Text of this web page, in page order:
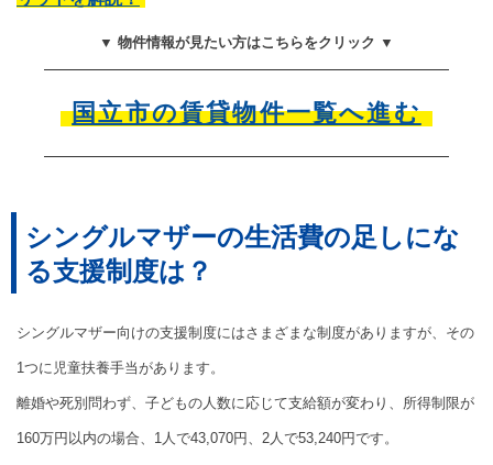
▼ 物件情報が見たい方はこちらをクリック ▼
国立市の賃貸物件一覧へ進む
シングルマザーの生活費の足しにな
る支援制度は？
シングルマザー向けの支援制度にはさまざまな制度がありますが、その
1つに児童扶養手当があります。
離婚や死別問わず、子どもの人数に応じて支給額が変わり、所得制限が
160万円以内の場合、1人で43,070円、2人で53,240円です。